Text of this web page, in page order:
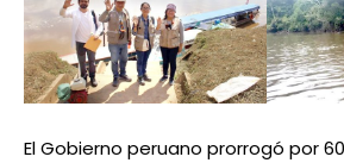
El Gobierno peruano prorrogó por